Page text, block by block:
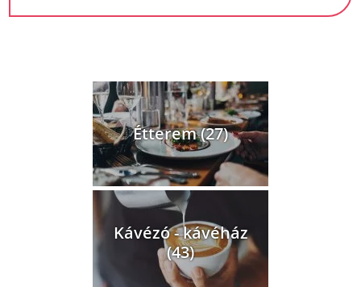
Étterem (27)
Kávézó - kávéház
(43)